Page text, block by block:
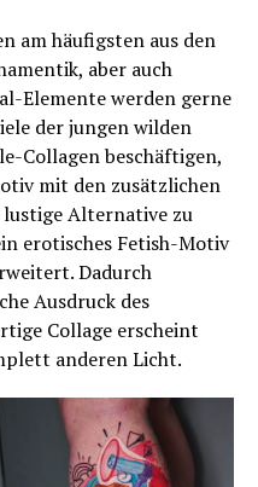
am häufigsten aus den
aber auch
Elemente werden gerne
der jungen wilden
Collagen beschäftigen,
mit den zusätzlichen
Alternative zu
erotisches Fetish-Motiv
Dadurch
Ausdruck des
Collage erscheint
anderen Licht.